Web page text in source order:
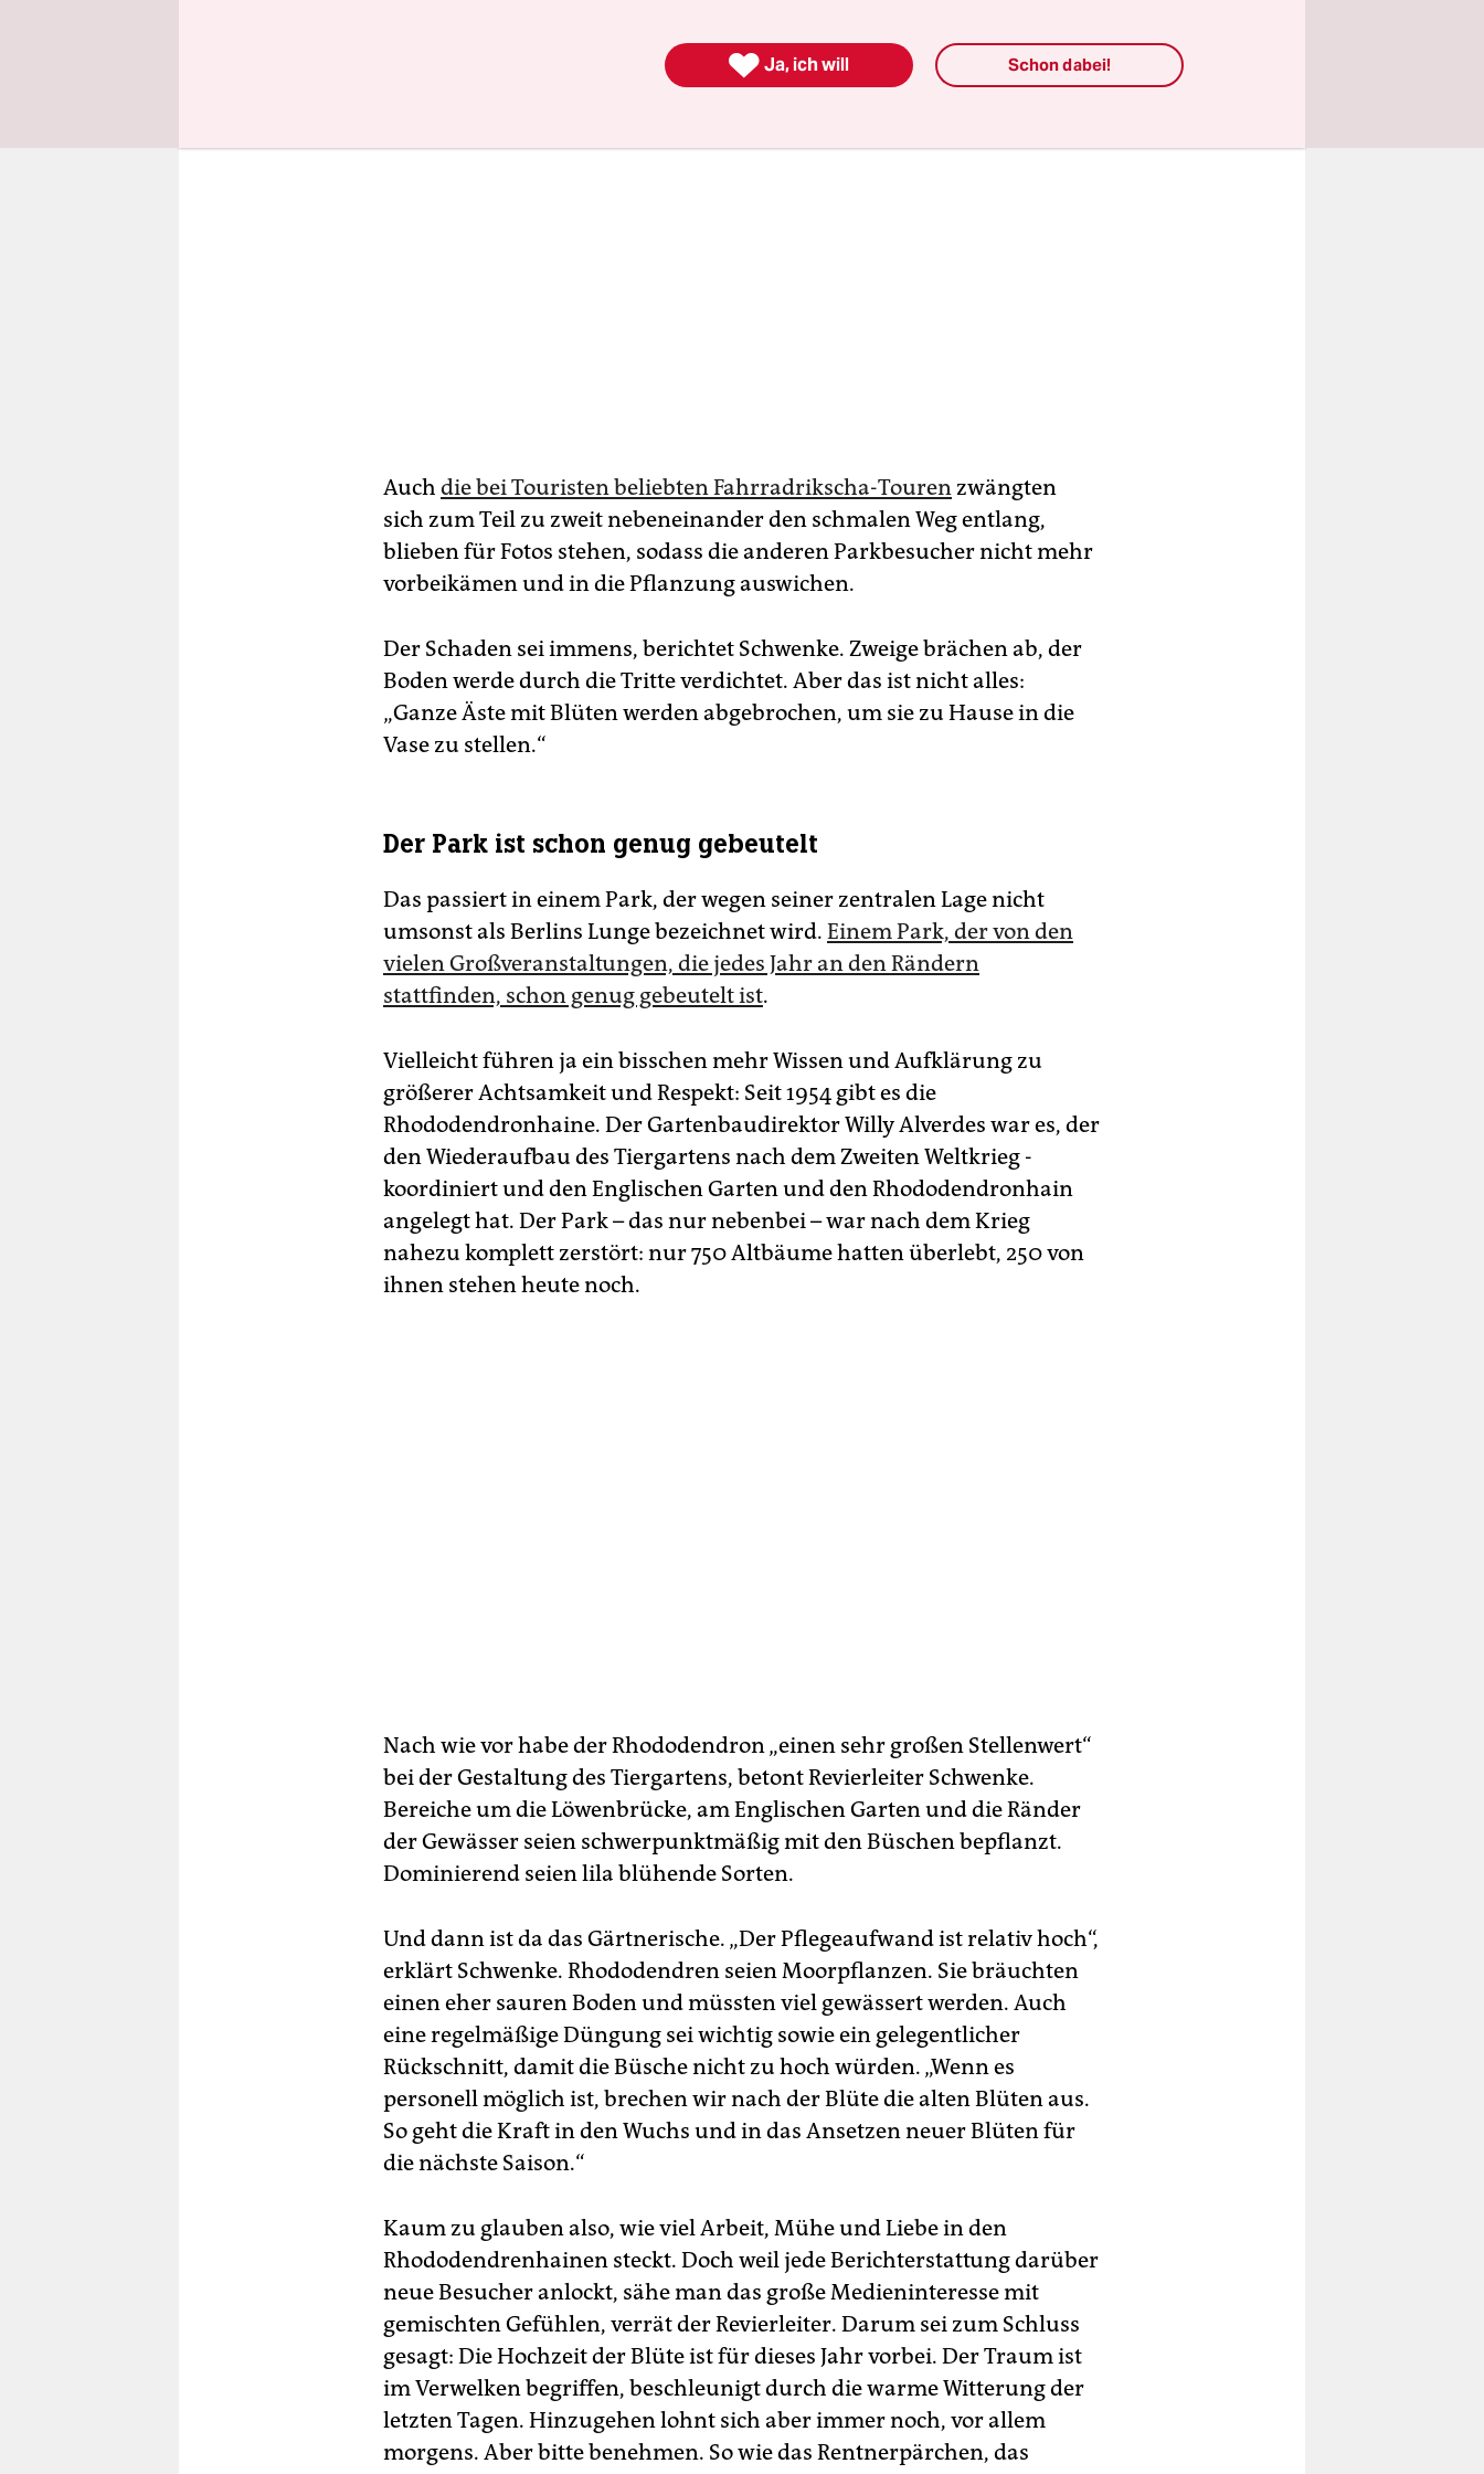
Auch die bei Touristen beliebten Fahrradrikscha-Touren zwängten
sich zum Teil zu zweit nebeneinander den schmalen Weg entlang,
blieben für Fotos stehen, sodass die anderen Parkbesucher nicht mehr
vorbeikämen und in die Pflanzung auswichen.
Der Schaden sei immens, berichtet Schwenke. Zweige brächen ab, der
Boden werde durch die Tritte verdichtet. Aber das ist nicht alles:
„Ganze Äste mit Blüten werden abgebrochen, um sie zu Hause in die
Vase zu stellen.“
Der Park ist schon genug gebeutelt
Das passiert in einem Park, der wegen seiner zentralen Lage nicht
umsonst als Berlins Lunge bezeichnet wird. Einem Park, der von den
vielen Großveranstaltungen, die jedes Jahr an den Rändern
stattfinden, schon genug gebeutelt ist.
Vielleicht führen ja ein bisschen mehr Wissen und Aufklärung zu
größerer Achtsamkeit und Respekt: Seit 1954 gibt es die
Rhododendronhaine. Der Gartenbaudirektor Willy Alverdes war es, der
den Wiederaufbau des Tiergartens nach dem Zweiten Weltkrieg ­
koordiniert und den Englischen Garten und den Rhododen­dronhain
angelegt hat. Der Park – das nur nebenbei – war nach dem Krieg
nahezu komplett zerstört: nur 750 Altbäume hatten überlebt, 250 von
ihnen stehen heute noch.
Nach wie vor habe der Rhododendron „einen sehr großen Stellenwert“
bei der Gestaltung des Tiergartens, betont Revierleiter Schwenke.
Bereiche um die Löwenbrücke, am Englischen Garten und die Ränder
der Gewässer seien schwerpunktmäßig mit den Büschen bepflanzt.
Dominierend seien lila blühende Sorten.
Und dann ist da das Gärtnerische. „Der Pflegeaufwand ist relativ hoch“,
erklärt Schwenke. Rhododendren seien Moorpflanzen. Sie bräuchten
einen eher sauren Boden und müssten viel gewässert werden. Auch
eine regelmäßige Düngung sei wichtig sowie ein gelegentlicher
Rückschnitt, damit die Büsche nicht zu hoch würden. „Wenn es
personell möglich ist, brechen wir nach der Blüte die alten Blüten aus.
So geht die Kraft in den Wuchs und in das Ansetzen neuer Blüten für
die nächste Saison.“
Kaum zu glauben also, wie viel Arbeit, Mühe und Liebe in den
Rhododendrenhainen steckt. Doch weil jede Berichterstattung darüber
neue Besucher anlockt, sähe man das große Medieninteresse mit
gemischten Gefühlen, verrät der Revierleiter. Darum sei zum Schluss
gesagt: Die Hochzeit der Blüte ist für dieses Jahr vorbei. Der Traum ist
im Verwelken begriffen, beschleunigt durch die warme Witterung der
letzten Tagen. Hinzugehen lohnt sich aber immer noch, vor allem
morgens. Aber bitte benehmen. So wie das Rentnerpärchen, das
 Ja, ich will Schon dabei!